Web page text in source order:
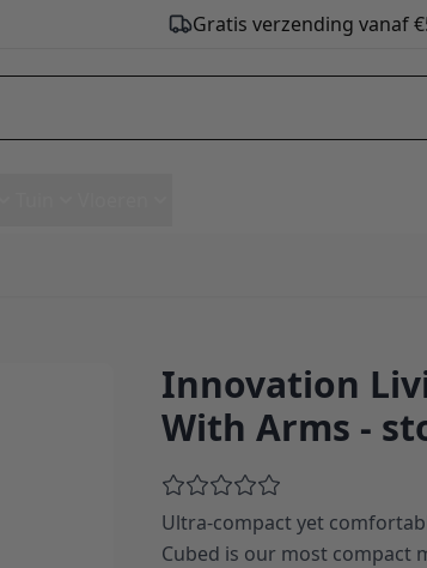
Gratis verzending vanaf
- stof 353Innovation
With Arms -
Ultra-compact yet
Cubed is our most compact